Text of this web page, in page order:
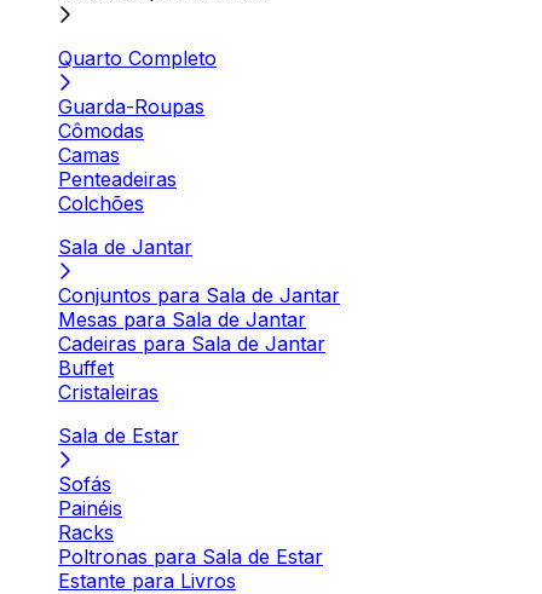
Quarto Completo
Guarda-Roupas
Cômodas
Camas
Penteadeiras
Colchões
Sala de Jantar
Conjuntos para Sala de Jantar
Mesas para Sala de Jantar
Cadeiras para Sala de Jantar
Buffet
Cristaleiras
Sala de Estar
Sofás
Painéis
Racks
Poltronas para Sala de Estar
Estante para Livros